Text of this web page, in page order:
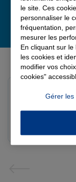
Derniers
Note de 5 sur 5
réactive et
le site. Ces
personnaliser le
fréquentation,
mesurer les
En cliquant sur
les cookies et
modifier vos
cookies"
Gérer les